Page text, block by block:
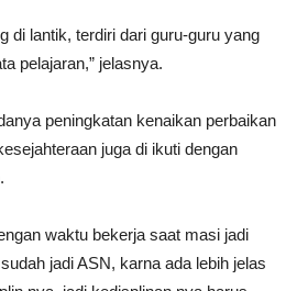
di lantik, terdiri dari guru-guru yang
pelajaran,” jelasnya.
peningkatan kenaikan perbaikan
juga di ikuti dengan
waktu bekerja saat masi jadi
jadi ASN, karna ada lebih jelas